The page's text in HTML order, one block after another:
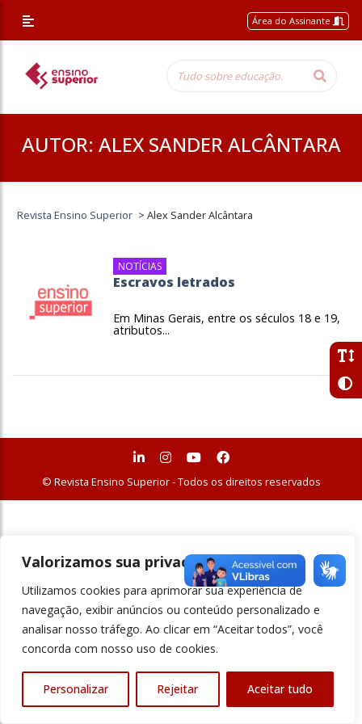
Valorizamos sua privacidade
Utilizamos cookies para aprimorar sua experiência de
navegação, exibir anúncios ou conteúdo personalizado e
analisar nosso tráfego. Ao clicar em “Aceitar todos”, você
concorda com nosso uso de cookies.
Personalizar Rejeitar Aceitar tudo
Área do Assinante
AUTOR: ALEX SANDER ALCÂNTARA
Revista Ensino Superior > Alex Sander Alcântara
NOTÍCIAS
Escravos letrados
Em Minas Gerais, entre os séculos 18 e 19,
atributos...
© Revista Ensino Superior - Todos os direitos reservados